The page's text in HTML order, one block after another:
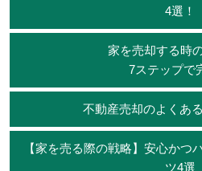
4選！
家を売却する時
7ステップで
不動産売却のよくあ
【家を売る際の戦略】安心かつ
ツ4選